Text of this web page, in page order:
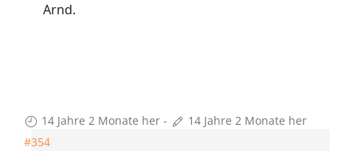
Arnd.
14 Jahre 2 Monate her -
14 Jahre 2 Monate her
#354